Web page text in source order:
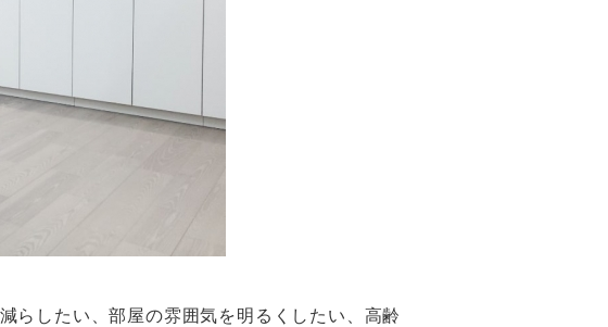
らしたい、部屋の雰囲気を明るくしたい、高齢